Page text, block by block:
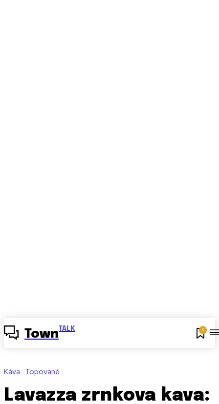
Town TALK 0
Káva Topované
Lavazza zrnkova kava: